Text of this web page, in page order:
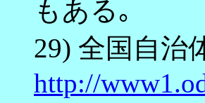
もある｡
29) 全国自治
http://